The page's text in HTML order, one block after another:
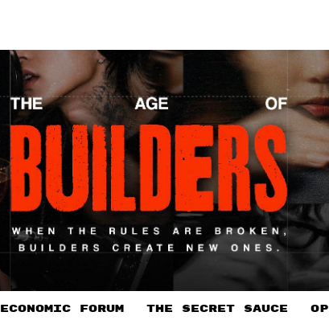
ECONOMIC FORUM THE SECRET SAUCE​